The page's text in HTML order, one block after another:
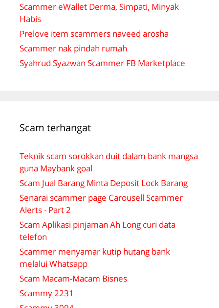
Scammer eWallet Derma, Simpati, Minyak
Habis
Prelove item scammers naveed arosha
Scammer nak pindah rumah
Syahrud Syazwan Scammer FB Marketplace
Scam terhangat
Teknik scam sorokkan duit dalam bank mangsa
guna Maybank goal
Scam Jual Barang Minta Deposit Lock Barang
Senarai scammer page Carousell Scammer
Alerts - Part 2
Scam Aplikasi pinjaman Ah Long curi data
telefon
Scammer menyamar kutip hutang bank
melalui Whatsapp
Scam Macam-Macam Bisnes
Scammy 2231